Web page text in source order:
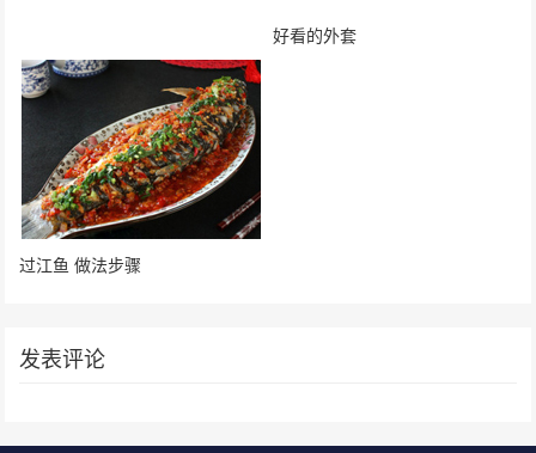
好看的外套
过江鱼 做法步骤
发表评论